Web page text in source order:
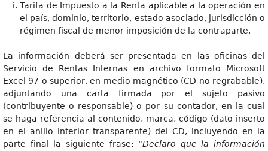
Tarifa de Impuesto a la Renta aplicable a la operación en
el país, dominio, territorio, estado asociado, jurisdicción o
régimen fiscal de menor imposición de la contraparte.
La información deberá ser presentada en las oficinas del
Servicio de Rentas Internas en archivo formato Microsoft
Excel 97 o superior, en medio magnético (CD no regrabable),
adjuntando una carta firmada por el sujeto pasivo
(contribuyente o responsable) o por su contador, en la cual
se haga referencia al contenido, marca, código (dato inserto
en el anillo interior transparente) del CD, incluyendo en la
parte final la siguiente frase: “Declaro que la información